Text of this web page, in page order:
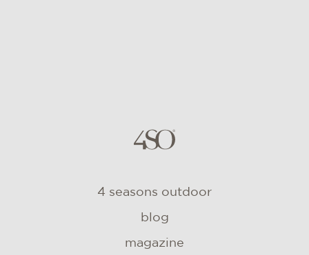
4 seasons outdoor
blog
magazine